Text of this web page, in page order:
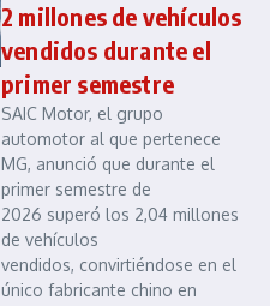
2 millones de vehículos
vendidos durante el
primer semestre
SAIC Motor, el grupo
automotor al que pertenece
MG, anunció que durante el
primer semestre de
2026 superó los 2,04 millones
de vehículos
vendidos, convirtiéndose en el
único fabricante chino en